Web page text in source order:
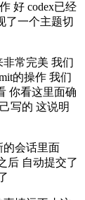
好 codex已经
了一个主题切
常完美 我们
的操作 我们
你看这里面确
写的 这说明
的会话里面
后 自动提交了